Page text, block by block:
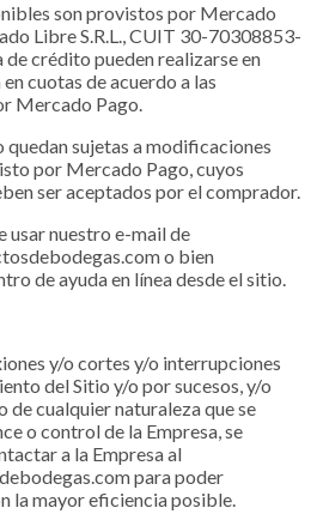
son provistos por Mercado
Libre S.R.L., CUIT 30-70308853-
crédito pueden realizarse en
cuotas de acuerdo a las
Mercado Pago.
sujetas a modificaciones
por Mercado Pago, cuyos
ser aceptados por el comprador.
usar nuestro e-mail de
o bien
de ayuda en línea desde el sitio.
y/o cortes y/o interrupciones
del Sitio y/o por sucesos, y/o
de cualquier naturaleza que se
o control de la Empresa, se
a la Empresa al
para poder
la mayor eficiencia posible.